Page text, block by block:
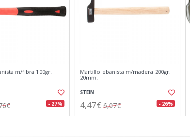
m/fibra 100gr.
- 27%
Martillo ebanista m/madera 200gr.
20mm.
STEIN
4,47€ 6,07€ - 26%